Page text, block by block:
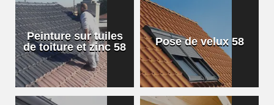
Peinture sur tuiles
de toiture et zinc 58
Pose de velux 58